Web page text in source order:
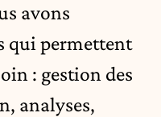
avons
qui permettent
: gestion des
analyses,